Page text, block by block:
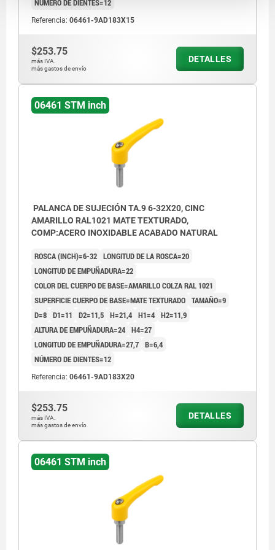
NÚMERO DE DIENTES=12
Referencia: 06461-9AD183X15
$253.75
más IVA.
más gastos de envío
DETALLES
06461 STM inch
PALANCA DE SUJECIÓN TA.9 6-32X20, CINC
AMARILLO RAL1021 MATE TEXTURADO,
COMP:ACERO INOXIDABLE ACABADO NATURAL
ROSCA (INCH)=6-32 LONGITUD DE LA ROSCA=20
LONGITUD DE EMPUÑADURA=22
COLOR DEL CUERPO DE BASE=AMARILLO COLZA RAL 1021
SUPERFICIE CUERPO DE BASE=MATE TEXTURADO TAMAÑO=9
D=8 D1=11 D2=11,5 H=21,4 H1=4 H2=11,9
ALTURA DE EMPUÑADURA=24 H4=27
LONGITUD DE EMPUÑADURA=27,7 B=6,4
NÚMERO DE DIENTES=12
Referencia: 06461-9AD183X20
$253.75
más IVA.
más gastos de envío
DETALLES
06461 STM inch